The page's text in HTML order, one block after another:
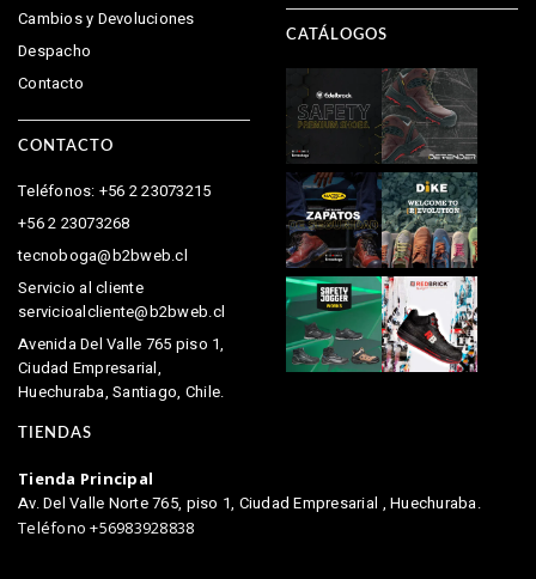
Cambios y Devoluciones
Despacho
Contacto
CONTACTO
Teléfonos: +56 2 23073215
+56 2 23073268
tecnoboga@b2bweb.cl
Servicio al cliente
servicioalcliente@b2bweb.cl
Avenida Del Valle 765 piso 1,
Ciudad Empresarial,
Huechuraba, Santiago, Chile.
CATÁLOGOS
TIENDAS
Tienda Principal
Av. Del Valle Norte 765, piso 1, Ciudad Empresarial , Huechuraba.
Teléfono +56983928838